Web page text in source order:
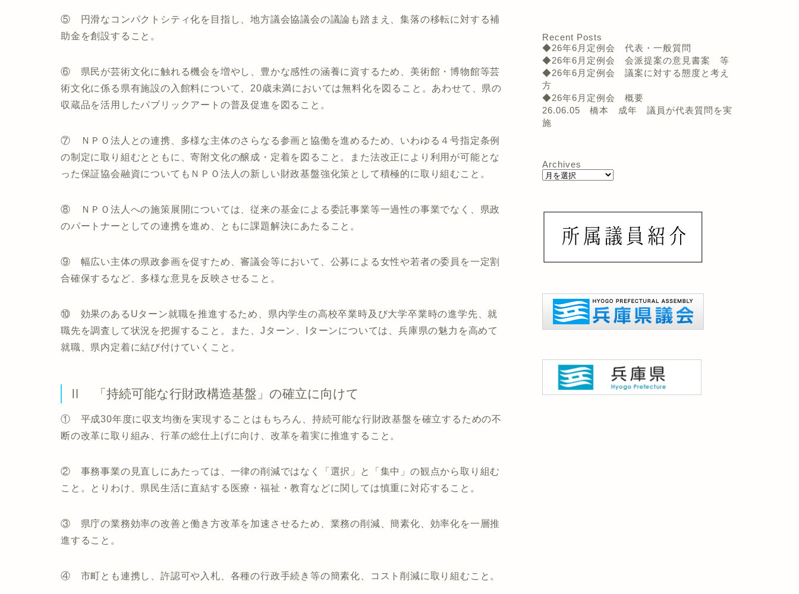
⑤ 円滑なコンパクトシティ化を目指し、地方議会協議会の議論も踏まえ、集落の移転に対する補
助金を創設すること。
⑥ 県民が芸術文化に触れる機会を増やし、豊かな感性の涵養に資するため、美術館・博物館等芸
術文化に係る県有施設の入館料について、20歳未満においては無料化を図ること。あわせて、県の
収蔵品を活用したパブリックアートの普及促進を図ること。
⑦ ＮＰＯ法人との連携、多様な主体のさらなる参画と協働を進めるため、いわゆる４号指定条例
の制定に取り組むとともに、寄附文化の醸成・定着を図ること。また法改正により利用が可能とな
った保証協会融資についてもＮＰＯ法人の新しい財政基盤強化策として積極的に取り組むこと。
⑧ ＮＰＯ法人への施策展開については、従来の基金による委託事業等一過性の事業でなく、県政
のパートナーとしての連携を進め、ともに課題解決にあたること。
⑨ 幅広い主体の県政参画を促すため、審議会等において、公募による女性や若者の委員を一定割
合確保するなど、多様な意見を反映させること。
⑩ 効果のあるUターン就職を推進するため、県内学生の高校卒業時及び大学卒業時の進学先、就
職先を調査して状況を把握すること。また、Jターン、Iターンについては、兵庫県の魅力を高めて
就職、県内定着に結び付けていくこと。
Ⅱ 「持続可能な行財政構造基盤」の確立に向けて
① 平成30年度に収支均衡を実現することはもちろん、持続可能な行財政基盤を確立するための不
断の改革に取り組み、行革の総仕上げに向け、改革を着実に推進すること。
② 事務事業の見直しにあたっては、一律の削減ではなく「選択」と「集中」の観点から取り組む
こと。とりわけ、県民生活に直結する医療・福祉・教育などに関しては慎重に対応すること。
③ 県庁の業務効率の改善と働き方改革を加速させるため、業務の削減、簡素化、効率化を一層推
進すること。
④ 市町とも連携し、許認可や入札、各種の行政手続き等の簡素化、コスト削減に取り組むこと。
Recent Posts
◆26年6月定例会 代表・一般質問
◆26年6月定例会 会派提案の意見書案 等
◆26年6月定例会 議案に対する態度と考え
方
◆26年6月定例会 概要
26.06.05 橋本 成年 議員が代表質問を実
施
Archives